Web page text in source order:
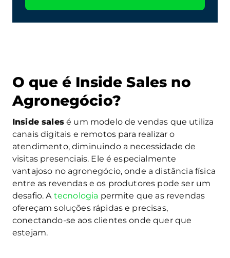
O que é Inside Sales no
Agronegócio?
Inside salesé um modelo de vendas que utiliza
canais digitais e remotos para realizar o
atendimento, diminuindo a necessidade de
visitas presenciais. Ele é especialmente
vantajoso no agronegócio, onde a distância física
entre as revendas e os produtores pode ser um
desafio. A tecnologia permite que as revendas
ofereçam soluções rápidas e precisas,
conectando-se aos clientes onde quer que
estejam.